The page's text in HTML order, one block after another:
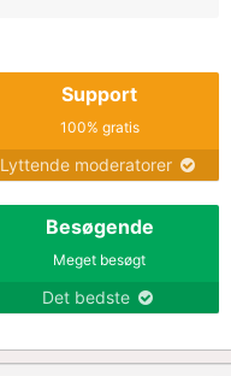
Support
100% gratis
Lyttende moderatorer
Besøgende
Meget besøgt
Det bedste